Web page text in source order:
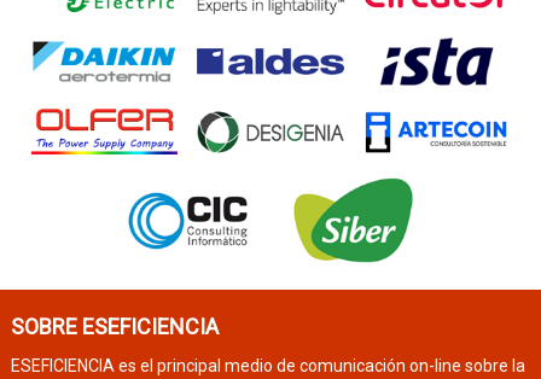
SOBRE ESEFICIENCIA
ESEFICIENCIA es el principal medio de comunicación on-line sobre la